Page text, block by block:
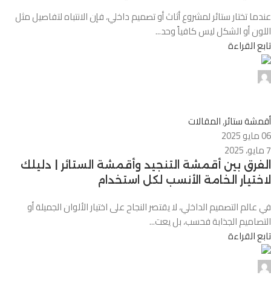
عندما تختار ستائر لمشروع أثاث أو تصميم داخلي، فإن الانتباه لتفاصيل مثل
اللون أو الشكل ليس كافياً وحد...
تابع القراءة
أقمشة ستائر,المقالات
06 مايو 2025
7 مايو، 2025
الفرق بين أقمشة التنجيد وأقمشة الستائر | دليلك
لاختيار الخامة الأنسب لكل استخدام
في عالم التصميم الداخلي، لا يقتصر النجاح على اختيار الألوان الجميلة أو
التصاميم الجذابة فحسب، بل يعت...
تابع القراءة